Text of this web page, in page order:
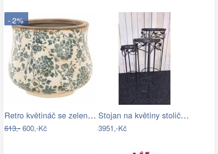
- 2%
Retro květináč se zelenými květy Tien…
613,-600,-Kč
Stojan na květiny stolička - IS
3951,-Kč